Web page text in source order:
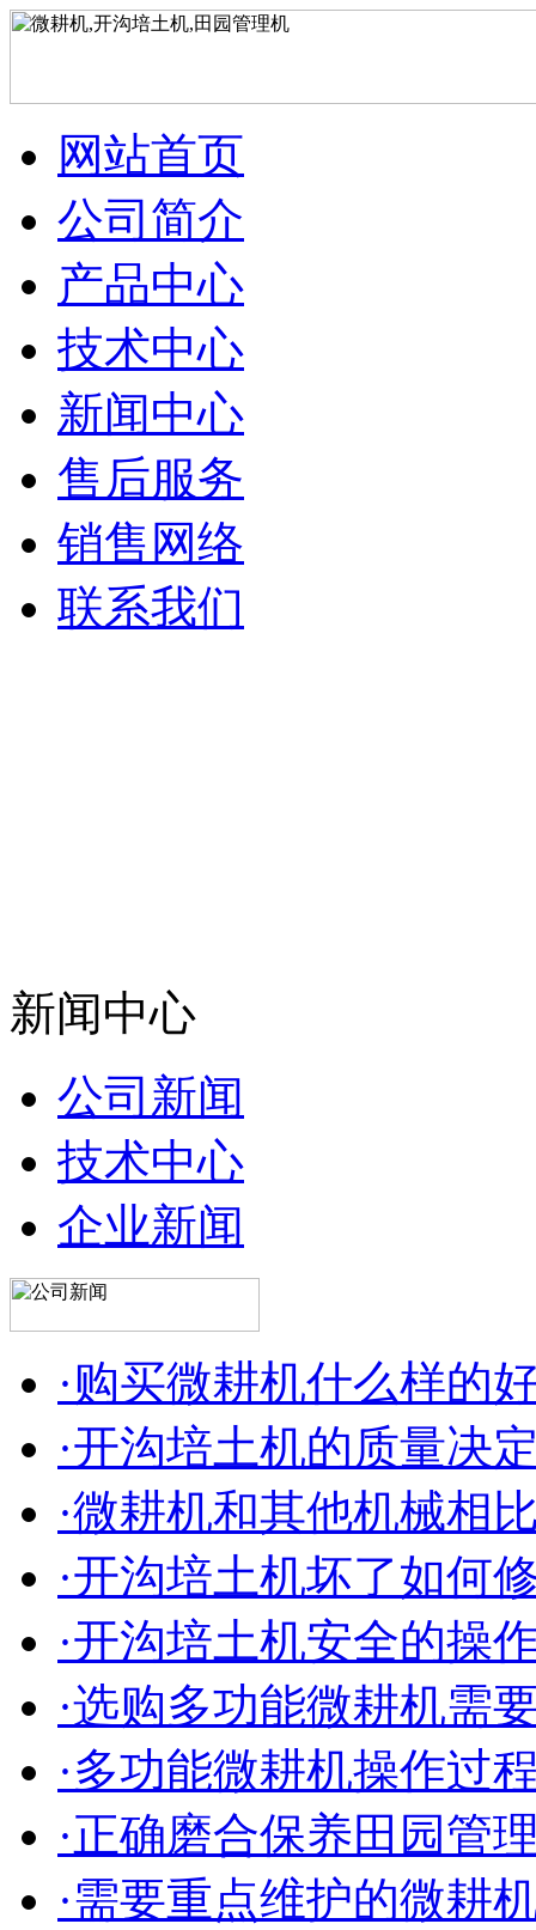
网站首页
公司简介
产品中心
技术中心
新闻中心
售后服务
销售网络
联系我们
新闻中心
公司新闻
技术中心
企业新闻
·购买微耕机什么样的
·开沟培土机的质量决
·微耕机和其他机械相
·开沟培土机坏了如何
·开沟培土机安全的操
·选购多功能微耕机需
·多功能微耕机操作过
·正确磨合保养田园管
·需要重点维护的微耕